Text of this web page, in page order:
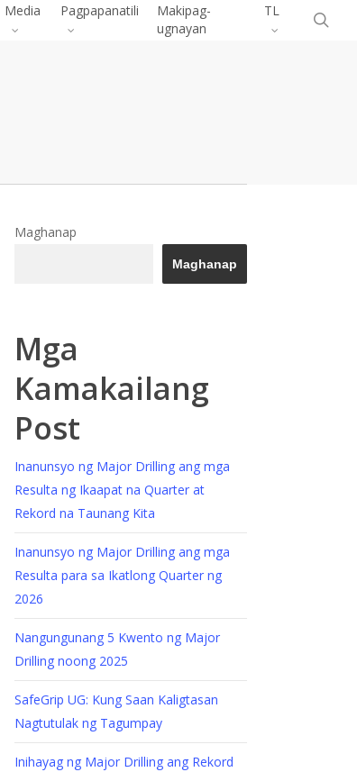
Media Pagpapanatili
Makipag-
ugnayan
TL
Maghanap
Maghanap
Mga
Kamakailang
Post
Inanunsyo ng Major Drilling ang mga
Resulta ng Ikaapat na Quarter at
Rekord na Taunang Kita
Inanunsyo ng Major Drilling ang mga
Resulta para sa Ikatlong Quarter ng
2026
Nangungunang 5 Kwento ng Major
Drilling noong 2025
SafeGrip UG: Kung Saan Kaligtasan
Nagtutulak ng Tagumpay
Inihayag ng Major Drilling ang Rekord
Menu